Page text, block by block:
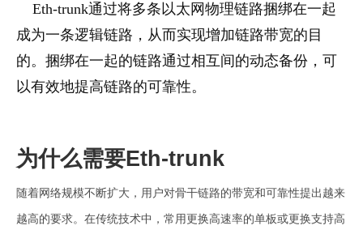
Eth-trunk通过将多条以太网物理链路捆绑在一起
成为一条逻辑链路，从而实现增加链路带宽的目
的。捆绑在一起的链路通过相互间的动态备份，可
以有效地提高链路的可靠性。
为什么需要Eth-trunk
随着网络规模不断扩大，用户对骨干链路的带宽和可靠性提出越来
越高的要求。在传统技术中，常用更换高速率的单板或更换支持高